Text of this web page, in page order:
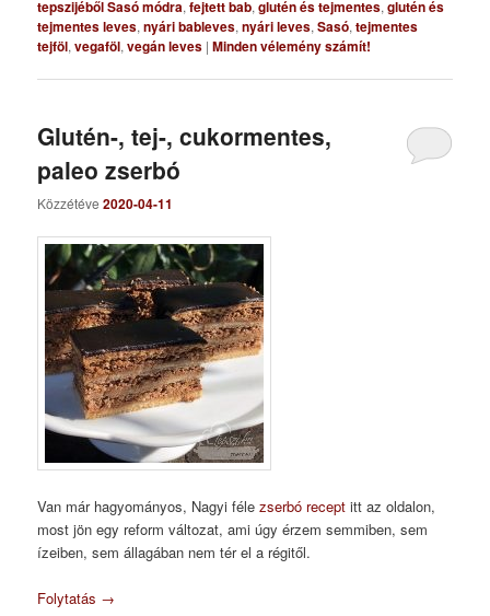
tepszijéből Sasó módra,fejtett bab,glutén és tejmentes,glutén és
tejmentes leves,nyári bableves,nyári leves,Sasó,tejmentes
tejföl,vegaföl,vegán leves |Minden vélemény számít!
Glutén-, tej-, cukormentes,
paleo zserbó
Közzétéve2020-04-11
Van már hagyományos, Nagyi félezserbó recept itt az oldalon,
most jön egy reform változat, ami úgy érzem semmiben, sem
ízeiben, sem állagában nem tér el a régitől.
Folytatás →